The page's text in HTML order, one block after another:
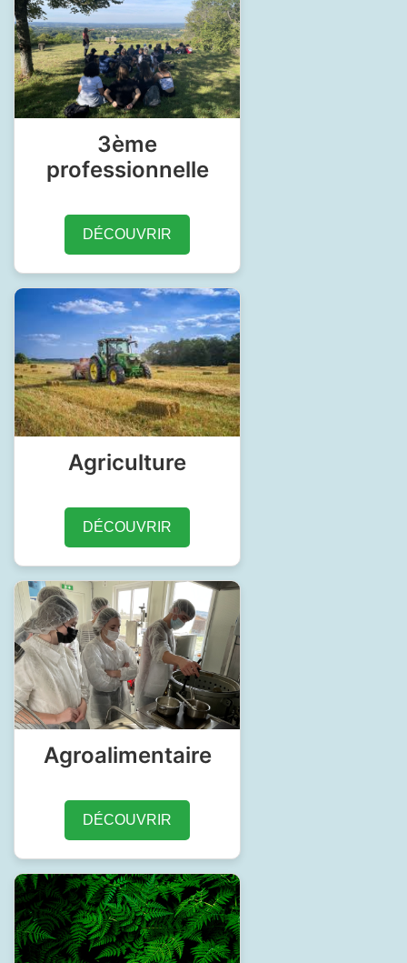
3ème
professionnelle
DÉCOUVRIR
Agriculture
DÉCOUVRIR
Agroalimentaire
DÉCOUVRIR